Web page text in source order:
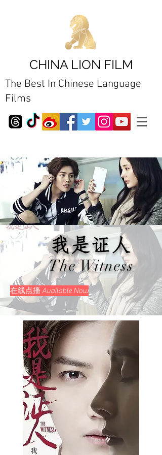
CHINA LION FILM
The Best In Chinese Language
Films
我是证人
The Witness
在线点播 Available Now